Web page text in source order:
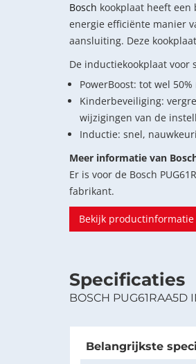
Bosch kookplaat heeft een
energie efficiënte manier
aansluiting. Deze
De inductiekookplaat voor
PowerBoost: tot wel
Kinderbeveiliging:
wijzigingen van de
Inductie: snel,
Meer informatie van
Er is voor de Bosch
fabrikant.
Bekijk productinformatie
Specificaties
BOSCH PUG61RAA5D
Belangrijkste